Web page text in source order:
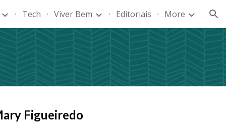
Tech Viver Bem Editoriais More
Figueiredo